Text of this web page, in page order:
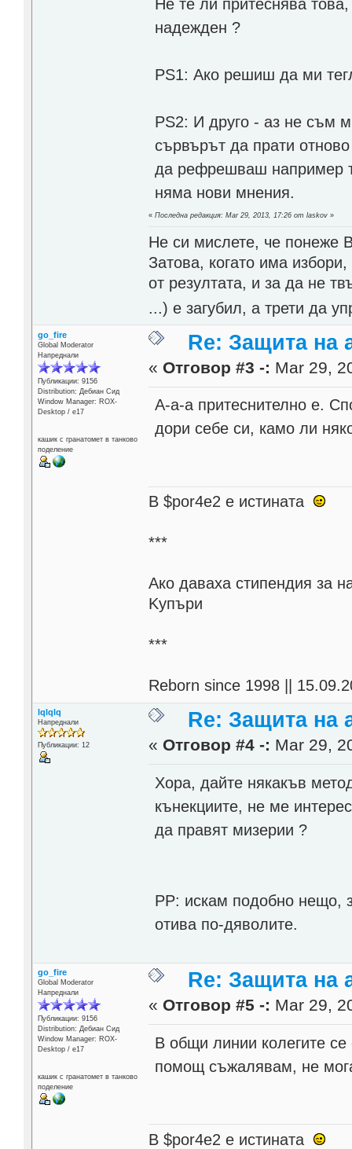
Не те ли притеснява
надежден ?
PS1: Ако решиш да ми
PS2: И друго - аз не съм
сървърът да прати
да рефрешваш например
няма нови мнения.
«Последна редакция: Mar 29, 2013, 17:26 от laskov »
Не си мислете, че понеже
Затова, когато има
от резултата, и за да не
...) е загубил, а трети да
go_fire
Global Moderator
Напреднали
Публикации: 9156
Distribution: Дебиан Сид
Window Manager: ROX-
Desktop / е17
кашик с гранатомет в танково
поделение
Re: Защита на
« Отговор #3 -: Mar 29,
A-a-a притеснително е.
дори себе си, камо ли
В $por4e2 e истината
***
Aко даваха стипендия за
Kупъри
***
Reborn since 1998 ||
lqlqlq
Напреднали
Публикации: 12
Re: Защита на
« Отговор #4 -: Mar 29,
Хора, дайте някакъв
кънекциите, не ме
да правят мизерии ?
PP: искам подобно нещо,
отива по-дяволите.
go_fire
Global Moderator
Напреднали
Публикации: 9156
Distribution: Дебиан Сид
Window Manager: ROX-
Desktop / е17
кашик с гранатомет в танково
поделение
Re: Защита на
« Отговор #5 -: Mar 29,
В общи линии колегите
помощ съжалявам, не
В $por4e2 e истината